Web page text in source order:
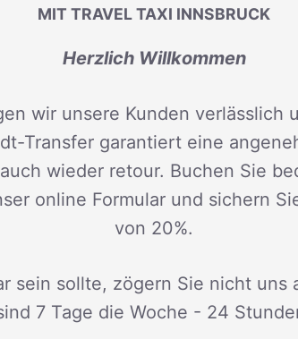
MIT TRAVEL TAXI INNSBRUCK
Herzlich Willkommen
wir unsere Kunden verlässlich
Transfer garantiert eine
wieder retour. Buchen Sie
online Formular und sichern
von 20%.
sein sollte, zögern Sie nicht uns
7 Tage die Woche - 24